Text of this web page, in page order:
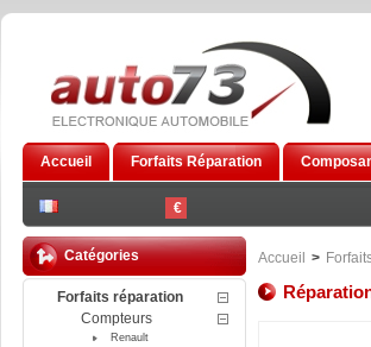
€
Accueil Forfaits Réparation
Catégories
Forfaits réparation
Compteurs
Renault
Accueil >